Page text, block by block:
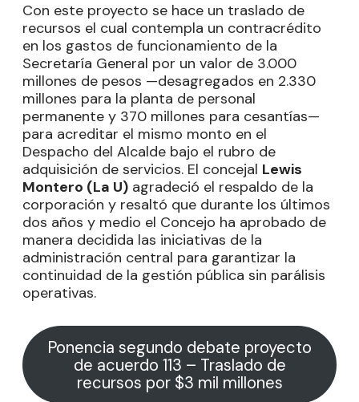
Con este proyecto se hace un traslado de
recursos el cual contempla un contracrédito
en los gastos de funcionamiento de la
Secretaría General por un valor de 3.000
millones de pesos —desagregados en 2.330
millones para la planta de personal
permanente y 370 millones para cesantías—
para acreditar el mismo monto en el
Despacho del Alcalde bajo el rubro de
adquisición de servicios. El concejal Lewis
Montero (La U) agradeció el respaldo de la
corporación y resaltó que durante los últimos
dos años y medio el Concejo ha aprobado de
manera decidida las iniciativas de la
administración central para garantizar la
continuidad de la gestión pública sin parálisis
operativas.
Ponencia segundo debate proyecto
de acuerdo 113 – Traslado de
recursos por $3 mil millones